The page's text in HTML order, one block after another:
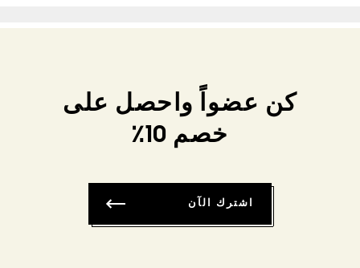
كن عضواً واحصل على
خصم 10٪
اشترك الآن